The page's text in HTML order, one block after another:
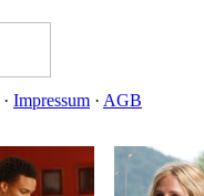
· Impressum · AGB